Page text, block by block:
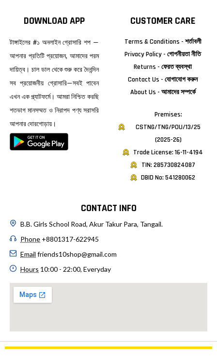
DOWNLOAD APP
টাঙ্গাইলের #১ অনলাইন গ্রোসারি শপ —
আপনার প্রতিটি প্রয়োজন, আমাদের পরম
দায়িত্ব। চাল ডাল থেকে শুরু করে দৈনন্দিন
সব প্রয়োজনীয় গ্রোসারি—সবই পাবেন
এখন এক প্ল্যাটফর্মে। আমরা নিশ্চিত করছি
শতভাগ মানসম্মত ও নিরাপদ পণ্য সরাসরি
আপনার দোরগোড়ায়।
CUSTOMER CARE
Terms & Conditions - শর্তাবলী
Privacy Policy - গোপনীয়তা নীতি
Returns - ফেরত ব্যবস্থা
Contact Us - যোগাযোগ করুন
About Us - আমাদের সম্পর্কে
Premises:
CSTNG/TNG/POU/13/25
(2025-26)
Trade License: 16-11-4194
TIN: 285730824087
DBID No: 541280062
CONTACT INFO
B.B. Girls School Road, Akur Takur Para, Tangail.
Phone +8801317-622945
Email friends10shop@gmail.com
Hours 10:00 - 22:00, Everyday